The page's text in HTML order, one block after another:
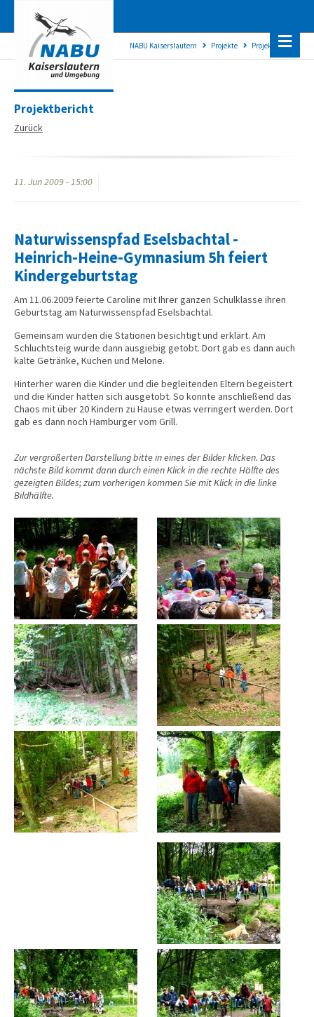
NABU Kaiserslautern Projekte Projektanzeige
Projektbericht
Zurück
11. Jun2009 -15:00
Naturwissenspfad Eselsbachtal -
Heinrich-Heine-Gymnasium 5h feiert
Kindergeburtstag
Am 11.06.2009 feierte Caroline mit Ihrer ganzen Schulklasse ihren
Geburtstag am Naturwissenspfad Eselsbachtal.
Gemeinsam wurden die Stationen besichtigt und erklärt. Am
Schluchtsteig wurde dann ausgiebig getobt. Dort gab es dann auch
kalte Getränke, Kuchen und Melone.
Hinterher waren die Kinder und die begleitenden Eltern begeistert
und die Kinder hatten sich ausgetobt. So konnte anschließend das
Chaos mit über 20 Kindern zu Hause etwas verringert werden. Dort
gab es dann noch Hamburger vom Grill.
Zur vergrößerten Darstellung bitte in eines der Bilder klicken. Das
nächste Bild kommt dann durch einen Klick in die rechte Hälfte des
gezeigten Bildes; zum vorherigen kommen Sie mit Klick in die linke
Bildhälfte.